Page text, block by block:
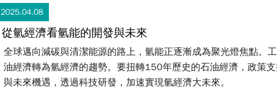
2025.04.08
從氫經濟看氫能的開發與未來
全球邁向減碳與清潔能源的路上，氫能正逐漸成為聚光燈焦點。
油經濟轉為氫經濟的趨勢。要扭轉150年歷史的石油經濟，政策
與未來機遇，透過科技研發，加速實現氫經濟大未來。